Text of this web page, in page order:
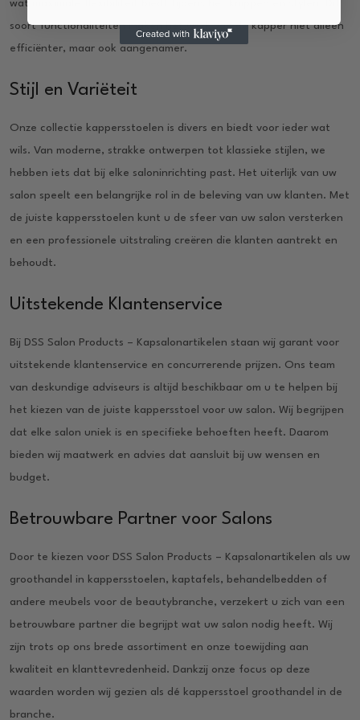
wat maximale flexibiliteit biedt tijdens het knippen en stylen. Dit
soort functionaliteiten maken het werk van de kapper niet alleen
efficiënter, maar ook aangenamer.
Stijl en Variëteit
Onze collectie kappersstoelen is divers en biedt voor ieder wat
wils. Van moderne, strakke ontwerpen tot klassieke stijlen, we
hebben iets dat bij elke saloninrichting past. Het uiterlijk van uw
salon speelt een belangrijke rol in de beleving van uw klanten. Met
de juiste kappersstoelen kunt u de sfeer van uw salon versterken
en een professionele uitstraling creëren die klanten aantrekt en
behoudt.
Uitstekende Klantenservice
Bij DSS Salon Products – Kapsalonartikelen staan wij garant voor
uitstekende klantenservice en concurrerende prijzen. Ons team
van deskundige adviseurs is altijd beschikbaar om u te helpen bij
het kiezen van de juiste kappersstoel voor uw salon. Wij begrijpen
dat elke salon uniek is en specifieke behoeften heeft. Daarom
bieden wij maatwerk en advies dat aansluit bij uw wensen en
budget.
Betrouwbare Partner voor Salons
Door te kiezen voor DSS Salon Products – Kapsalonartikelen als uw
groothandel in kappersstoelen, kaptafels, behandelbedden of
andere meubels voor de beautybranche, verzekert u zich van een
betrouwbare partner die begrijpt wat uw salon nodig heeft. Wij
zijn trots op ons brede assortiment en onze toewijding aan
kwaliteit en klanttevredenheid. Dankzij onze focus op deze
waarden worden wij gezien als dé kappersstoel groothandel in de
branche.